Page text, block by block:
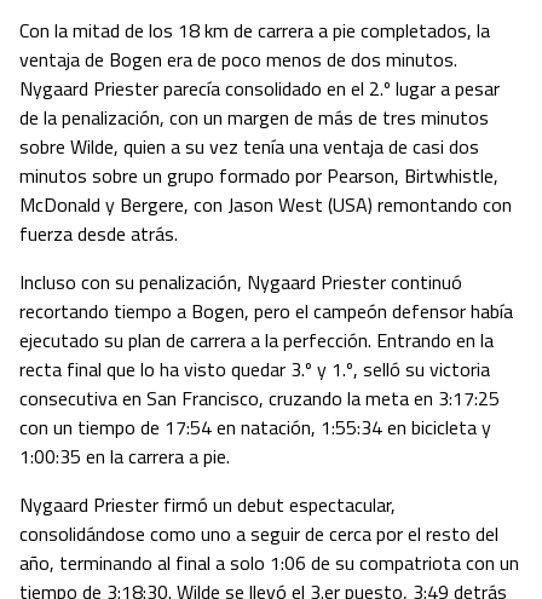
Con la mitad de los 18 km de carrera a pie completados, la
ventaja de Bogen era de poco menos de dos minutos.
Nygaard Priester parecía consolidado en el 2.º lugar a pesar
de la penalización, con un margen de más de tres minutos
sobre Wilde, quien a su vez tenía una ventaja de casi dos
minutos sobre un grupo formado por Pearson, Birtwhistle,
McDonald y Bergere, con Jason West (USA) remontando con
fuerza desde atrás.
Incluso con su penalización, Nygaard Priester continuó
recortando tiempo a Bogen, pero el campeón defensor había
ejecutado su plan de carrera a la perfección. Entrando en la
recta final que lo ha visto quedar 3.º y 1.º, selló su victoria
consecutiva en San Francisco, cruzando la meta en 3:17:25
con un tiempo de 17:54 en natación, 1:55:34 en bicicleta y
1:00:35 en la carrera a pie.
Nygaard Priester firmó un debut espectacular,
consolidándose como uno a seguir de cerca por el resto del
año, terminando al final a solo 1:06 de su compatriota con un
tiempo de 3:18:30. Wilde se llevó el 3.er puesto, 3:49 detrás